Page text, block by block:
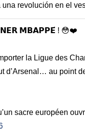
revolución en el
𝗠𝗕𝗔𝗣𝗣𝗘́ ! 😳❤️
la Ligue des
d’Arsenal… au point
sacre européen